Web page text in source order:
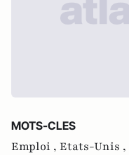
MOTS-CLES
Emploi , Etats-Unis ,